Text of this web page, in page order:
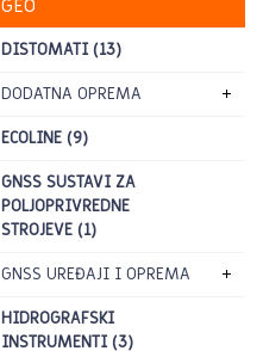
GEO
DISTOMATI (13)
DODATNA OPREMA
ECOLINE (9)
GNSS SUSTAVI ZA
POLJOPRIVREDNE
STROJEVE (1)
GNSS UREĐAJI I OPREMA
HIDROGRAFSKI
INSTRUMENTI (3)